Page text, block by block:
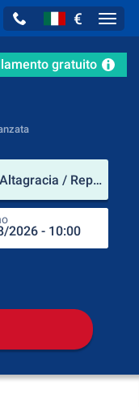
€
gratuito
Punta Cana (Provincia di La Altagracia / Repubblica Dominicana)